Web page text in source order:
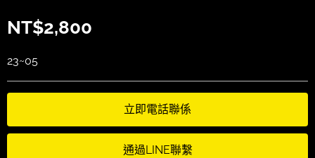
NT$2,800
23~05
立即電話聯係
通過LINE聯繫